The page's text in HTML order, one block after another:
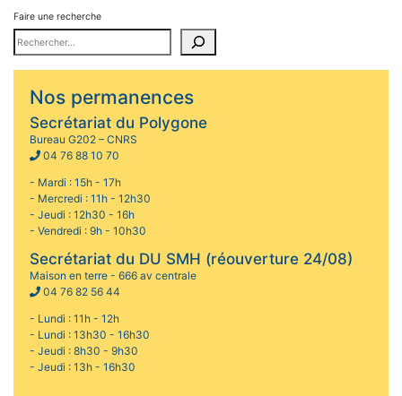
Faire une recherche
Nos permanences
Secrétariat du Polygone
Bureau G202 – CNRS
04 76 88 10 70
- Mardi : 15h - 17h
- Mercredi : 11h - 12h30
- Jeudi : 12h30 - 16h
- Vendredi : 9h - 10h30
Secrétariat du DU SMH (réouverture 24/08)
Maison en terre - 666 av centrale
04 76 82 56 44
- Lundi : 11h - 12h
- Lundi : 13h30 - 16h30
- Jeudi : 8h30 - 9h30
- Jeudi : 13h - 16h30